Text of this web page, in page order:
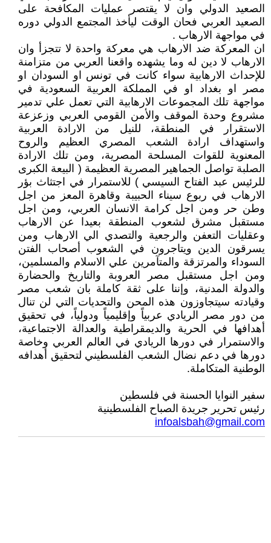
الصعيد الدولي وان لا يقتصر عمليات المكافحة على
الصعيد العربي فحان الوقت ليأخذ المجتمع الدولي دوره
في مواجهة الارهاب .
ان المعركة ضد الارهاب هي معركة واحدة لا تتجزأ وان
الارهاب لا دين له وما يشهده واقعنا العربي من متزامنة
للإحداث الارهابية سواء كانت في تونس او السودان او
مصر او بغداد او في المملكة العربية السعودية في
مواجهة تلك المجموعات الارهابية التي تعمل علي تدمير
مشروع وحدة الموقف والأمن القومي العربي وزعزعة
الاستقرار في المنطقة، للنيل من الارادة العربية
واستهداف ارادة الشعب المصري العظيم والروح
المعنوية للقوات المسلحة المصرية، ومن تلك الارادة
الصلبة تواصل الجماهير المصرية العظيمة ( البيعة الكبرى
للرئيس عبد الفتاح السيسي ) للاستمرار في اجتثاث بؤر
الارهاب في ربوع سيناء الحبيبة وقاهرة المعز من اجل
وطن حر ومن اجل كرامة الانسان العربي، ومن اجل
مستقبل مشرق لشعوب المنطقة بعيدا عن الارهاب
وعقليات التعفن والرجعية والتصدي الي الارهاب ومن
يسرقون الدين ويتاجرون في الشعوب أصحاب الفتن
السوداء والمرتزقة والمتآمرين علي الاسلام والمسلمين،
ومن اجل مستقبل مصر العروبة والتاريخ والحضارة
والدولة المدنية، وإننا على ثقة كاملة بان شعب مصر
وقيادته سيتجاوزون هذه المحن والتحديات التي لن تنال
من دور مصر الريادي عربياً وإقليمياً ودولياً، في تحقيق
أهدافها في الحرية والديمقراطية والعدالة الاجتماعية،
والاستمرار في دورها الريادي في العالم العربي وخاصة
دورها في دعم نضال الشعب الفلسطيني لتحقيق أهدافه
الوطنية المتكاملة.
سفير النوايا الحسنة في فلسطين
رئيس تحرير جريدة الصباح الفلسطينية
infoalsbah@gmail.com